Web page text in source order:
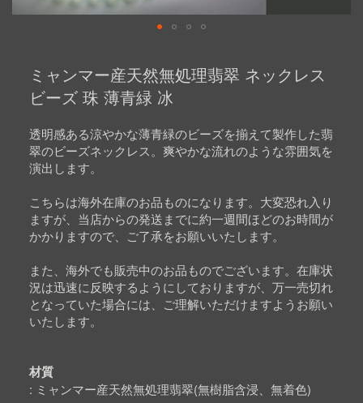
beginning
images
gallery
ミャンマー産天然無処理翡翠 ネックレス
ビーズ 珠 薄青緑 冰
透明感ある涼やかな薄青緑のビーズを揃えて製作した翡
翠のビーズネックレス。爽やかな流れのような雰囲気を
演出します。
こちらは海外在庫のお品ものになります。大変恐れ入り
ますが、当店からの発送までに約一週間ほどのお時間が
かかりますので、ご了承をお願いいたします。
また、海外でも販売中のお品ものでございます。在庫状
況は迅速に反映するようにしておりますが、万一売切れ
となっていた場合には、ご理解いただけますようお願い
いたします。
材質
ミャンマー産天然無処理翡翠(無樹脂含浸、無着色)